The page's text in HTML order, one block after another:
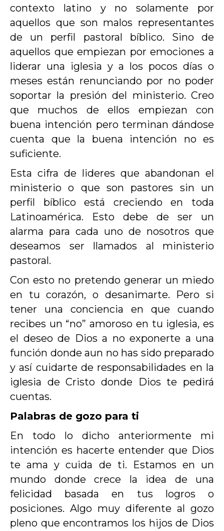
contexto latino y no solamente por
aquellos que son malos representantes
de un perfil pastoral bíblico. Sino de
aquellos que empiezan por emociones a
liderar una iglesia y a los pocos días o
meses están renunciando por no poder
soportar la presión del ministerio. Creo
que muchos de ellos empiezan con
buena intención pero terminan dándose
cuenta que la buena intención no es
suficiente.
Esta cifra de lideres que abandonan el
ministerio o que son pastores sin un
perfil bíblico está creciendo en toda
Latinoamérica. Esto debe de ser un
alarma para cada uno de nosotros que
deseamos ser llamados al ministerio
pastoral.
Con esto no pretendo generar un miedo
en tu corazón, o desanimarte. Pero si
tener una conciencia en que cuando
recibes un “no” amoroso en tu iglesia, es
el deseo de Dios a no exponerte a una
función donde aun no has sido preparado
y así cuidarte de responsabilidades en la
iglesia de Cristo donde Dios te pedirá
cuentas.
Palabras de gozo para ti
En todo lo dicho anteriormente mi
intención es hacerte entender que Dios
te ama y cuida de ti. Estamos en un
mundo donde crece la idea de una
felicidad basada en tus logros o
posiciones. Algo muy diferente al gozo
pleno que encontramos los hijos de Dios